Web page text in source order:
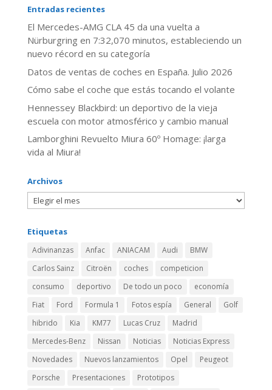
Entradas recientes
El Mercedes-AMG CLA 45 da una vuelta a
Nürburgring en 7:32,070 minutos, estableciendo un
nuevo récord en su categoría
Datos de ventas de coches en España. Julio 2026
​Cómo sabe el coche que estás tocando el volante
Hennessey Blackbird: un deportivo de la vieja
escuela con motor atmosférico y cambio manual
Lamborghini Revuelto Miura 60º Homage: ¡larga
vida al Miura!
Archivos
Etiquetas
Adivinanzas Anfac ANIACAM Audi
BMW
Carlos Sainz
Citroën coches
competicion
consumo
deportivo De todo un poco
economía
Fiat
Ford Formula 1 Fotos espía General
Golf
hibrido
Kia KM77 Lucas Cruz
Madrid
Mercedes-Benz
Nissan Noticias
Noticias Express
Novedades
Nuevos lanzamientos Opel
Peugeot
Porsche
Presentaciones
Prototipos